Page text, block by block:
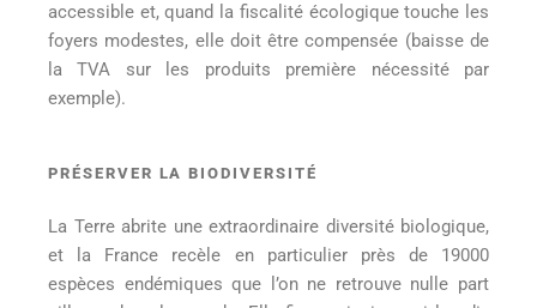
accessible et, quand la fiscalité écologique touche les
foyers modestes, elle doit être compensée (baisse de
la TVA sur les produits première nécessité par
exemple).
PRÉSERVER LA BIODIVERSITÉ
La Terre abrite une extraordinaire diversité biologique,
et la France recèle en particulier près de 19000
espèces endémiques que l’on ne retrouve nulle part